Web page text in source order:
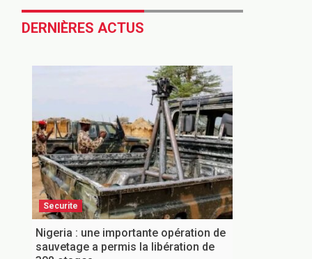
DERNIÈRES ACTUS
Securite
Nigeria : une importante opération de
sauvetage a permis la libération de